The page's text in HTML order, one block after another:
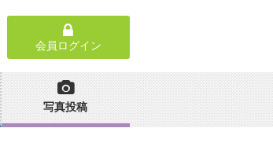
会員ログイン
写真投稿